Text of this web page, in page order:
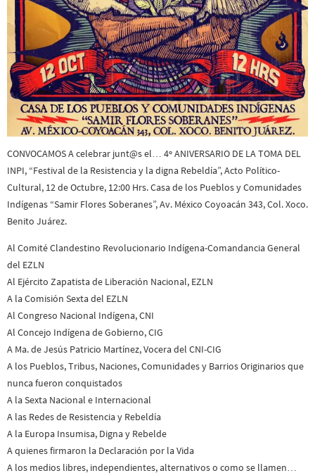
CONVOCAMOS A celebrar junt@s el… 4º ANIVERSARIO DE LA TOMA DEL
INPI, “Festival de la Resistencia y la digna Rebeldía”, Acto Político-
Cultural, 12 de Octubre, 12:00 Hrs. Casa de los Pueblos y Comunidades
Indígenas “Samir Flores Soberanes”, Av. México Coyoacán 343, Col. Xoco.
Benito Juárez.
Al Comité Clandestino Revolucionario Indígena-Comandancia General
del EZLN
Al Ejército Zapatista de Liberación Nacional, EZLN
A la Comisión Sexta del EZLN
Al Congreso Nacional Indígena, CNI
Al Concejo Indígena de Gobierno, CIG
A Ma. de Jesús Patricio Martínez, Vocera del CNI-CIG
A los Pueblos, Tribus, Naciones, Comunidades y Barrios Originarios que
nunca fueron conquistados
A la Sexta Nacional e Internacional
A las Redes de Resistencia y Rebeldía
A la Europa Insumisa, Digna y Rebelde
A quienes firmaron la Declaración por la Vida
A los medios libres, independientes, alternativos o como se llamen…